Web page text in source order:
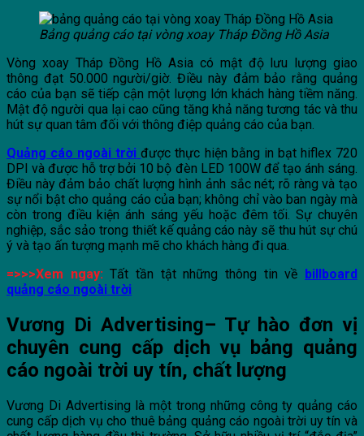
Bảng quảng cáo tại vòng xoay Tháp Đồng Hồ Asia
Vòng xoay Tháp Đồng Hồ Asia có mật độ lưu lượng giao
thông đạt 50.000 người/giờ. Điều này đảm bảo rằng quảng
cáo của bạn sẽ tiếp cận một lượng lớn khách hàng tiềm năng.
Mật độ người qua lại cao cũng tăng khả năng tương tác và thu
hút sự quan tâm đối với thông điệp quảng cáo của bạn.
Quảng cáo ngoài trời được thực hiện bằng in bạt hiflex 720
DPI và được hỗ trợ bởi 10 bộ đèn LED 100W để tạo ánh sáng.
Điều này đảm bảo chất lượng hình ảnh sắc nét; rõ ràng và tạo
sự nổi bật cho quảng cáo của bạn; không chỉ vào ban ngày mà
còn trong điều kiện ánh sáng yếu hoặc đêm tối. Sự chuyên
nghiệp, sắc sảo trong thiết kế quảng cáo này sẽ thu hút sự chú
ý và tạo ấn tượng mạnh mẽ cho khách hàng đi qua.
=>>>Xem ngay: Tất tần tật những thông tin về billboard
quảng cáo ngoài trời
Vương Di Advertising– Tự hào đơn vị
chuyên cung cấp dịch vụ bảng quảng
cáo ngoài trời uy tín, chất lượng
Vương Di Advertising là một trong những công ty quảng cáo
cung cấp dịch vụ cho thuê bảng quảng cáo ngoài trời uy tín và